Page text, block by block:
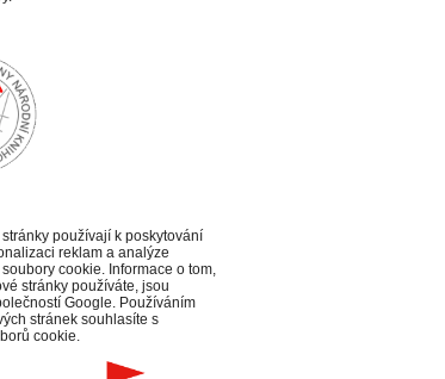
používají k poskytování
reklam a analýze
cookie. Informace o tom,
stránky používáte, jsou
Google. Používáním
stránek souhlasíte s
cookie.